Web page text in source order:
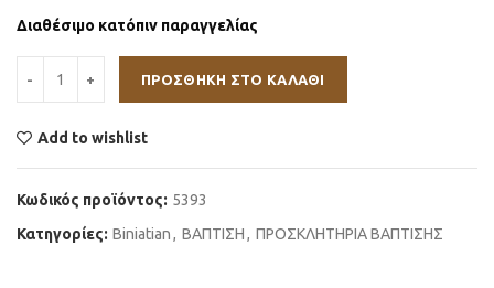
Διαθέσιμο κατόπιν παραγγελίας
ΠΡΟΣΘΉΚΗ ΣΤΟ ΚΑΛΆΘΙ
Add to wishlist
Κωδικός προϊόντος: 5393
Κατηγορίες: Βiniatian, ΒΑΠΤΙΣΗ, ΠΡΟΣΚΛΗΤΗΡΙΑ ΒΑΠΤΙΣΗΣ